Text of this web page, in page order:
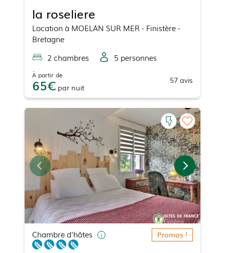
la roseliere
Location à MOELAN SUR MER - Finistère -
Bretagne
2 chambres 5 personnes
À partir de
65 par nuit
57 avis
Chambre d'hôtes Promos !